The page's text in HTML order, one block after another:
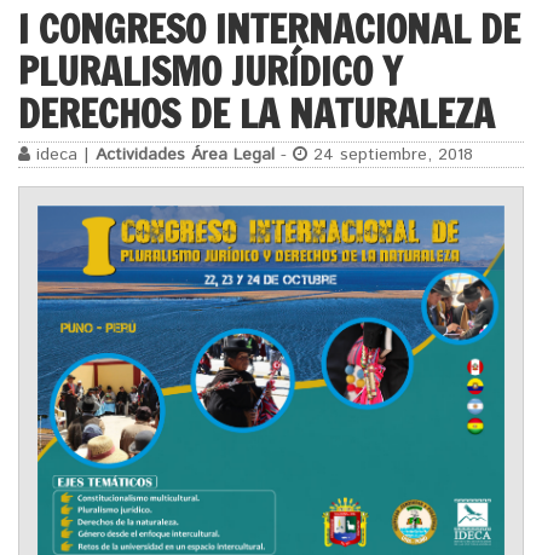
I CONGRESO INTERNACIONAL DE
PLURALISMO JURÍDICO Y
DERECHOS DE LA NATURALEZA
ideca | Actividades Área Legal - 24 septiembre, 2018